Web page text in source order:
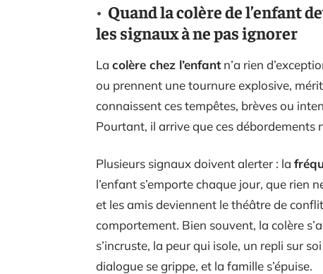
Quand la colère de l’enfant
les signaux à ne pas ignorer
La colère chez l’enfantn’a rien
ou prennent une tournure explosive,
connaissent ces tempêtes, brèves ou
Pourtant, il arrive que ces débordements
Plusieurs signaux doivent alerter : la
l’enfant s’emporte chaque jour, que rien
et les amis deviennent le théâtre de
comportement. Bien souvent, la colère
s’incruste, la peur qui isole, un repli sur
dialogue se grippe, et la famille s’épuise.